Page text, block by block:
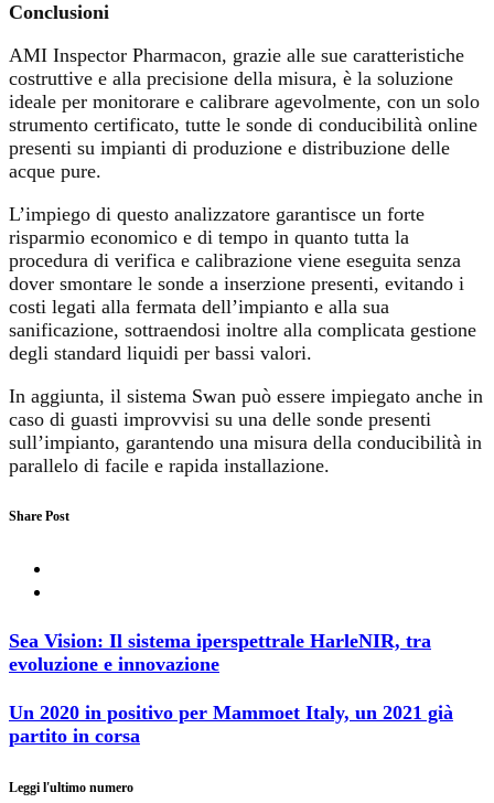
Conclusioni
AMI Inspector Pharmacon, grazie alle sue caratteristiche
costruttive e alla precisione della misura, è la soluzione
ideale per monitorare e calibrare agevolmente, con un solo
strumento certificato, tutte le sonde di conducibilità online
presenti su impianti di produzione e distribuzione delle
acque pure.
L’impiego di questo analizzatore garantisce un forte
risparmio economico e di tempo in quanto tutta la
procedura di verifica e calibrazione viene eseguita senza
dover smontare le sonde a inserzione presenti, evitando i
costi legati alla fermata dell’impianto e alla sua
sanificazione, sottraendosi inoltre alla complicata gestione
degli standard liquidi per bassi valori.
In aggiunta, il sistema Swan può essere impiegato anche in
caso di guasti improvvisi su una delle sonde presenti
sull’impianto, garantendo una misura della conducibilità in
parallelo di facile e rapida installazione.
Share Post
Sea Vision: Il sistema iperspettrale HarleNIR, tra
evoluzione e innovazione
Un 2020 in positivo per Mammoet Italy, un 2021 già
partito in corsa
Leggi l'ultimo numero